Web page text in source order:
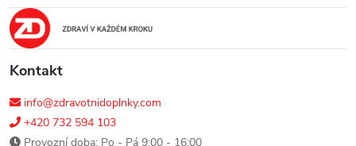
Kontakt
info@zdravotnidoplnky.com
+420 732 594 103
Provozní doba: Po - Pá 9:00 - 16:00